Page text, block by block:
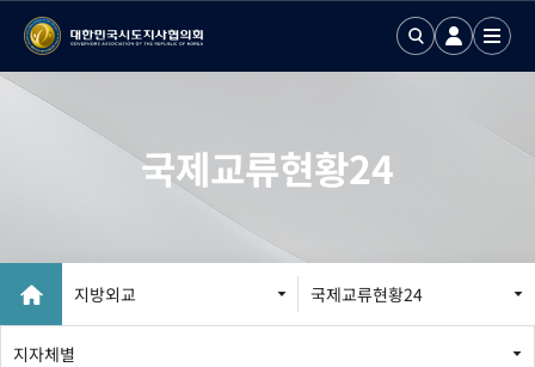
지방외교 추진
국제교류현황24
지방외교 국제교류현황24
지자체별